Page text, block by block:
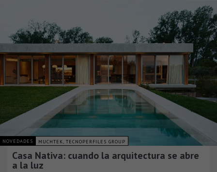
NOVEDADES MUCHTEK, TECNOPERFILES GROUP
Casa Nativa: cuando la arquitectura se abre
a la luz